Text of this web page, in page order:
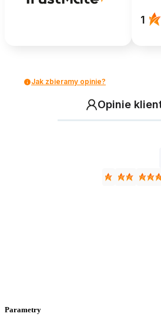
1
Jak zbieramy opinie?
Opinie
Parametry